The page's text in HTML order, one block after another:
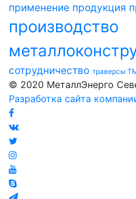
применение продукция
производство
сотрудничество траверсы
© 2020 МеталлЭнерго
Разработка сайта